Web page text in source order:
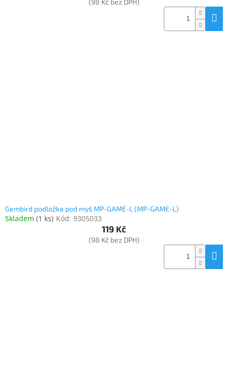
Gembird podložka pod myš MP-GAME-L (MP-GAME-L)
Skladem (1 ks) Kód: 9305033
119 Kč
(98 Kč bez DPH)